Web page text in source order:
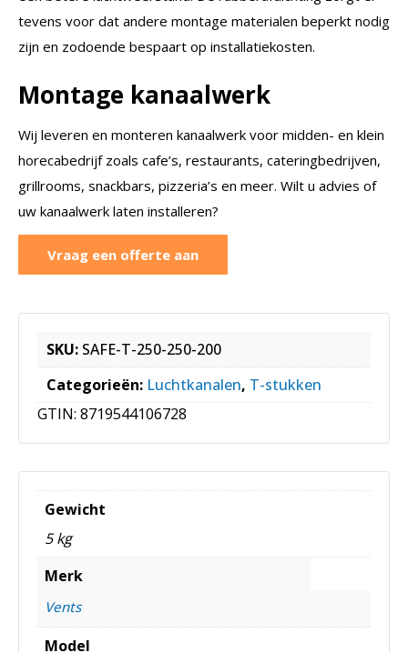
tevens voor dat andere montage materialen beperkt nodig
zijn en zodoende bespaart op installatiekosten.
Montage kanaalwerk
Wij leveren en monteren kanaalwerk voor midden- en klein
horecabedrijf zoals cafe’s, restaurants, cateringbedrijven,
grillrooms, snackbars, pizzeria’s en meer. Wilt u advies of
uw kanaalwerk laten installeren?
Vraag een offerte aan
SKU: SAFE-T-250-250-200
Categorieën: Luchtkanalen, T-stukken
GTIN: 8719544106728
Gewicht
5 kg
Merk
Vents
Model